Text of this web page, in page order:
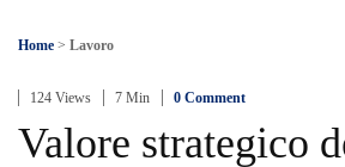
Home > Lavoro
124 Views 7 Min 0 Comment
Valore strategico